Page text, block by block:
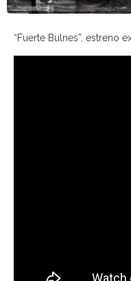
“Fuerte Bulnes”, estreno